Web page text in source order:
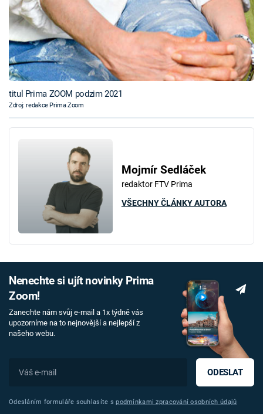
titul Prima ZOOM podzim 2021
Zdroj: redakce Prima Zoom
Mojmír Sedláček
redaktor FTV Prima
VŠECHNY ČLÁNKY AUTORA
Nenechte si ujít novinky Prima
Zoom!
Zanechte nám svůj e-mail a 1x týdně vás
upozorníme na to nejnovější a nejlepší z
našeho webu.
ODESLAT
Odesláním formuláře souhlasíte spodmínkami zpracování osobních údajů